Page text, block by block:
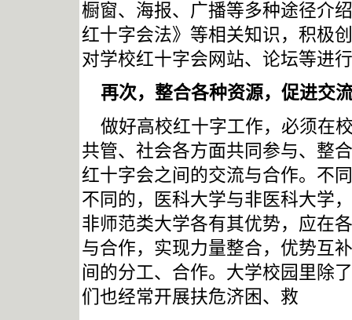
橱窗、海报、广播等多种途径介
红十字会法》等相关知识，积极
对学校红十字会网站、论坛等进
再次，整合各种资源，促进交
做好高校红十字工作，必须在
共管、社会各方面共同参与、整
红十字会之间的交流与合作。不
不同的，医科大学与非医科大学
非师范类大学各有其优势，应在
与合作，实现力量整合，优势互
间的分工、合作。大学校园里除
们也经常开展扶危济困、救